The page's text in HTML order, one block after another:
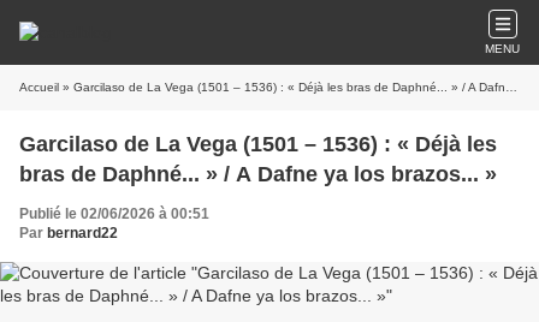
MENU
Accueil » Garcilaso de La Vega (1501 – 1536) : « Déjà les bras de Daphné... » / A Dafne ya los brazos... »
Garcilaso de La Vega (1501 – 1536) : « Déjà les
bras de Daphné... » / A Dafne ya los brazos... »
Publié le 02/06/2026 à 00:51
Par bernard22